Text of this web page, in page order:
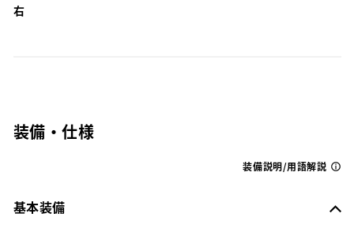
右
装備・仕様
装備説明/用語解説
基本装備